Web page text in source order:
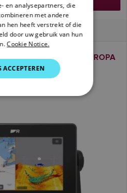
KAARTEN WEST-EUROPA
00-WEU
SWEDISH
GERMAN
DUTCH
SPANISH
FINNISH
en analysepartners, die
met andere
hen heeft verstrekt of die
door uw gebruik van hun
Cookie Notice.
ACCEPTEREN